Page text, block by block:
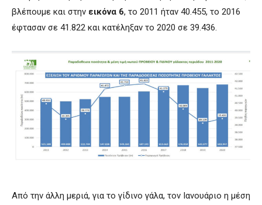
βλέπουμε και στην εικόνα 6, το 2011 ήταν 40.455, το 2016
έφτασαν σε 41.822 και κατέληξαν το 2020 σε 39.436.
Από την άλλη μεριά, για το γίδινο γάλα, τον Ιανουάριο η μέση